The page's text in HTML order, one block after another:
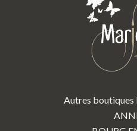
Autres boutiques